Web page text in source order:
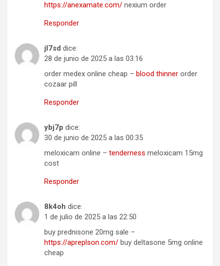
https://anexamate.com/ nexium order
Responder
jl7sd dice:
28 de junio de 2025 a las 03:16
order medex online cheap – blood thinner order
cozaar pill
Responder
ybj7p dice:
30 de junio de 2025 a las 00:35
meloxicam online – tenderness meloxicam 15mg
cost
Responder
8k4oh dice:
1 de julio de 2025 a las 22:50
buy prednisone 20mg sale –
https://apreplson.com/ buy deltasone 5mg online
cheap